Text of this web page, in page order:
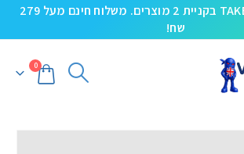
5% הנחה קופון TAKE5 בקניית 2 מוצרים. משלוח חינם מעל 279
שח!
0